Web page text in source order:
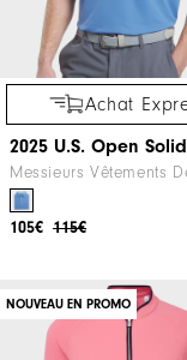
Achat
2025 U.S. Open Solid
Messieurs Vêtements
115€
105€
NOUVEAU EN PROMO